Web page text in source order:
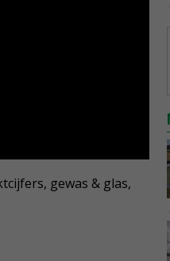
gewas & glas,